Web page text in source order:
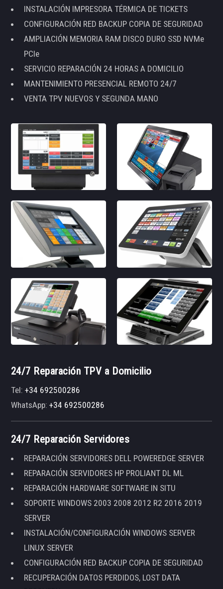
INSTALACIÓN IMPRESORA TÉRMICA DE TICKETS
CONFIGURACIÓN RED BACKUP COPIA DE SEGURIDAD
AMPLIACIÓN MEMORIA RAM DISCO DURO SSD NVMe
PCIe
SERVICIO REPARACIÓN 24 HORAS A DOMICILIO
MANTENIMIENTO PRESENCIAL REMOTO 24/7
VENTA TPV NUEVOS Y SEGUNDA MANO
24/7 Reparación TPV a Domicilio
Tel:+34 692500286
WhatsApp:+34 692500286
24/7 Reparación Servidores
REPARACIÓN SERVIDORES DELL POWEREDGE SERVER
REPARACIÓN SERVIDORES HP PROLIANT DL ML
REPARACIÓN HARDWARE SOFTWARE IN SITU
SOPORTE WINDOWS 2003 2008 2012 R2 2016 2019
SERVER
INSTALACIÓN/CONFIGURACIÓN WINDOWS SERVER
LINUX SERVER
CONFIGURACIÓN RED BACKUP COPIA DE SEGURIDAD
RECUPERACIÓN DATOS PERDIDOS, LOST DATA